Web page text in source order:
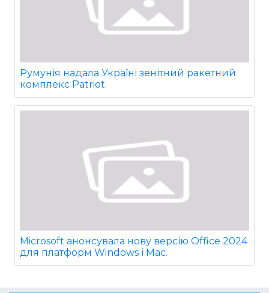
Румунія надала Україні зенітний ракетний
комплекс Patriot.
Microsoft анонсувала нову версію Office 2024
для платформ Windows і Mac.